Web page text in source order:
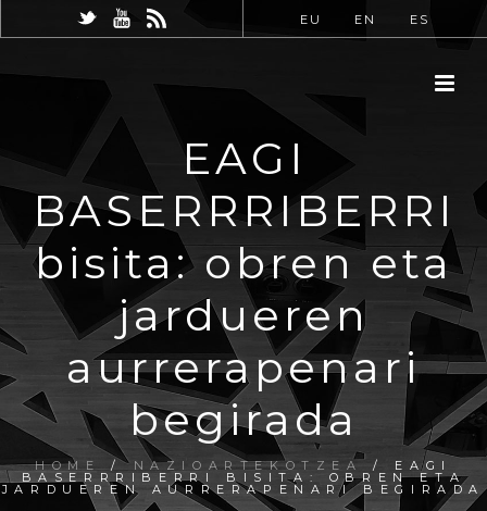
EU EN ES
EAGI
BASERRRIBERRI
bisita: obren eta
jardueren
aurrerapenari
begirada
HOME / NAZIOARTEKOTZEA / EAGI
BASERRRIBERRI BISITA: OBREN ETA
JARDUEREN AURRERAPENARI BEGIRADA